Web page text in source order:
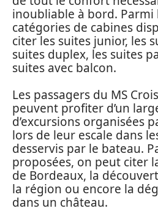
inoubliable à bord. Parmi
catégories de cabines
citer les suites junior, les
suites duplex, les suites
suites avec balcon.
Les passagers du MS
peuvent profiter d’un
d’excursions organisées
lors de leur escale dans
desservis par le bateau.
proposées, on peut citer
de Bordeaux, la
la région ou encore la
dans un château.